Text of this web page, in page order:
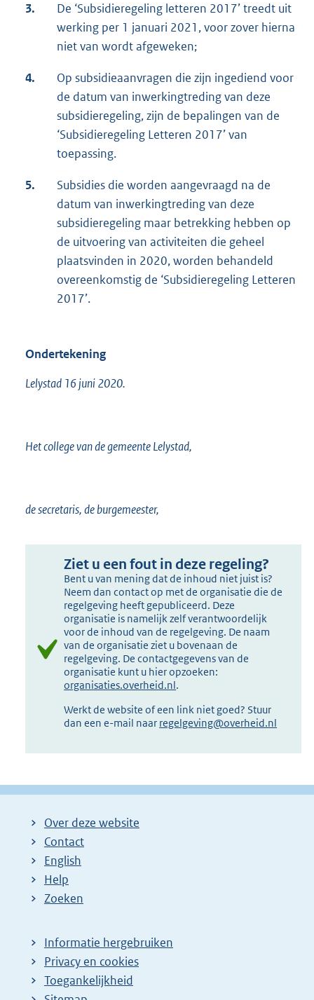
3.
De ‘Subsidieregeling letteren 2017’ treedt uit
werking per 1 januari 2021, voor zover hierna
niet van wordt afgeweken;
4.
Op subsidieaanvragen die zijn ingediend voor
de datum van inwerkingtreding van deze
subsidieregeling, zijn de bepalingen van de
‘Subsidieregeling Letteren 2017’ van
toepassing.
5.
Subsidies die worden aangevraagd na de
datum van inwerkingtreding van deze
subsidieregeling maar betrekking hebben op
de uitvoering van activiteiten die geheel
plaatsvinden in 2020, worden behandeld
overeenkomstig de ‘Subsidieregeling Letteren
2017’.
Ondertekening
Lelystad 16 juni 2020.
Het college van de gemeente Lelystad,
de secretaris, de burgemeester,
Ziet u een fout in deze regeling?
Bent u van mening dat de inhoud niet juist is?
Neem dan contact op met de organisatie die de
regelgeving heeft gepubliceerd. Deze
organisatie is namelijk zelf verantwoordelijk
voor de inhoud van de regelgeving. De naam
van de organisatie ziet u bovenaan de
regelgeving. De contactgegevens van de
organisatie kunt u hier opzoeken:
organisaties.overheid.nl.
Werkt de website of een link niet goed? Stuur
dan een e-mail naar regelgeving@overheid.nl
Over deze website
Contact
English
Help
Zoeken
Informatie hergebruiken
Privacy en cookies
Toegankelijkheid